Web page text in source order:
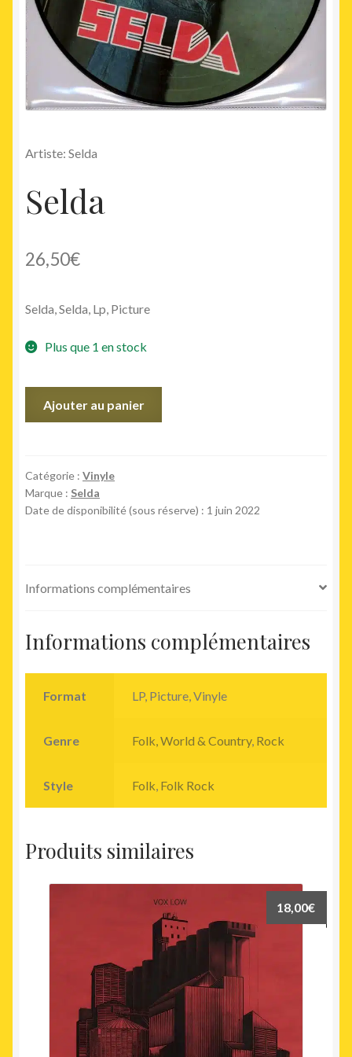
Artiste: Selda
Selda
26,50€
Selda, Selda, Lp, Picture
Plus que 1 en stock
Ajouter au panier
Catégorie : Vinyle
Marque : Selda
Date de disponibilité (sous réserve) : 1 juin 2022
Informations complémentaires
Informations complémentaires
Format LP, Picture, Vinyle
Genre Folk, World & Country, Rock
Style Folk, Folk Rock
Produits similaires
18,00€